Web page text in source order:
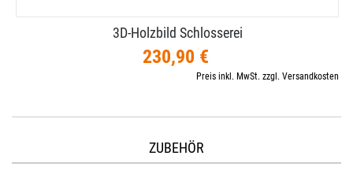
3D-​Holzbild Schlosserei
230,90 €
Preis inkl. MwSt. zzgl. Versandkosten
ZUBEHÖR